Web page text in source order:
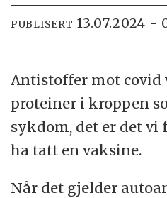
PUBLISERT 13.07.2024 -
Antistoffer mot covid
proteiner i kroppen
sykdom, det er det vi
ha tatt en vaksine.
Når det gjelder